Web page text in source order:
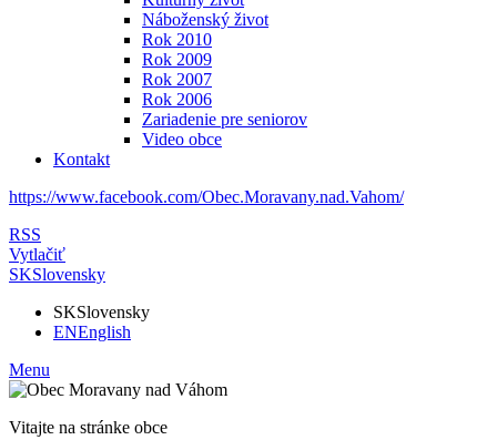
Náboženský život
Rok 2010
Rok 2009
Rok 2007
Rok 2006
Zariadenie pre seniorov
Video obce
Kontakt
https://www.facebook.com/Obec.Moravany.nad.Vahom/
RSS
Vytlačiť
SKSlovensky
SKSlovensky
ENEnglish
Menu
Vitajte na stránke obce